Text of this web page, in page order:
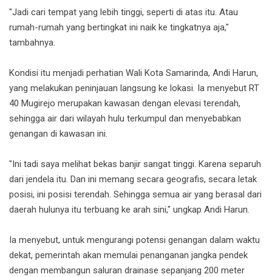
"Jadi cari tempat yang lebih tinggi, seperti di atas itu. Atau
rumah-rumah yang bertingkat ini naik ke tingkatnya aja,"
tambahnya.
Kondisi itu menjadi perhatian Wali Kota Samarinda, Andi Harun,
yang melakukan peninjauan langsung ke lokasi. Ia menyebut RT
40 Mugirejo merupakan kawasan dengan elevasi terendah,
sehingga air dari wilayah hulu terkumpul dan menyebabkan
genangan di kawasan ini.
"Ini tadi saya melihat bekas banjir sangat tinggi. Karena separuh
dari jendela itu. Dan ini memang secara geografis, secara letak
posisi, ini posisi terendah. Sehingga semua air yang berasal dari
daerah hulunya itu terbuang ke arah sini," ungkap Andi Harun.
Ia menyebut, untuk mengurangi potensi genangan dalam waktu
dekat, pemerintah akan memulai penanganan jangka pendek
dengan membangun saluran drainase sepanjang 200 meter